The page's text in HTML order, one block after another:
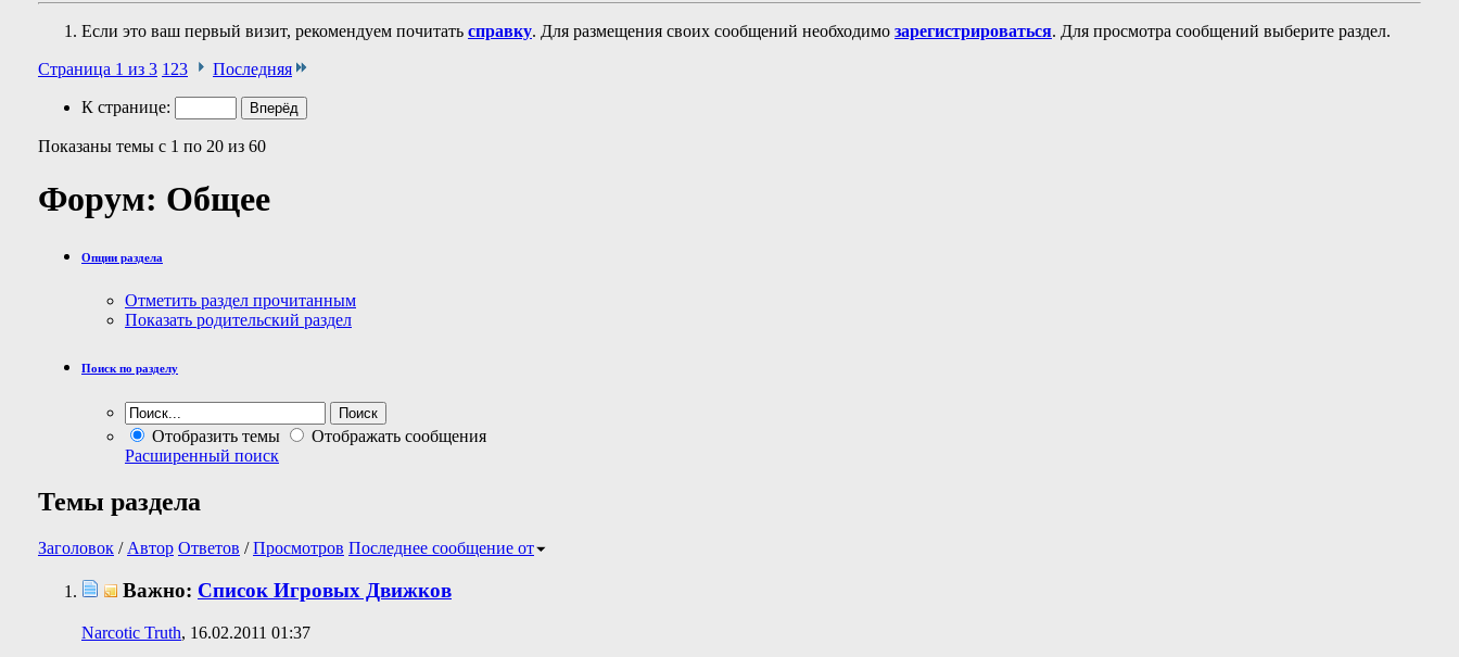
Если это ваш первый визит, рекомендуем почитать справку. Для размещения своих сообщений необходимо зарегистрироваться. Для просмотра сообщений выберите раздел.
Страница 1 из 3 1 23 Последняя
К странице:
Показаны темы с 1 по 20 из 60
Форум: Общее
Опции раздела
Отметить раздел прочитанным
Показать родительский раздел
Поиск по разделу
Отобразить темы
Отображать сообщения
Расширенный поиск
Темы раздела
Заголовок / Автор Ответов /Просмотров Последнее сообщение от
Важно: Список Игровых Движков
Narcotic Truth, 16.02.2011 01:37